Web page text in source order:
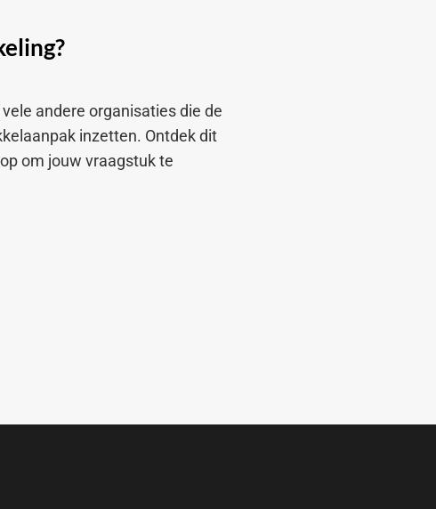
andere organisaties die de
inzetten. Ontdek dit
om jouw vraagstuk te